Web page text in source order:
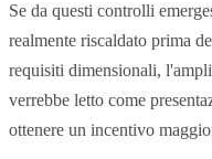
Se da questi controlli
realmente riscaldato prima
requisiti dimensionali,
verrebbe letto come
ottenere un incentivo